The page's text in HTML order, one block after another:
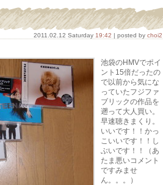
2011.02.12 Saturday 19:42 | posted by choi2
池袋のHMVでポイ
ント15倍だったの
で以前から気にな
っていたフジファ
ブリックの作品を
遡って大人買い。
早速聴きまくり。
いいです！！かっ
こいいです！！し
ぶいです！！（あ
たま悪いコメント
ですみませ
ん。。。）